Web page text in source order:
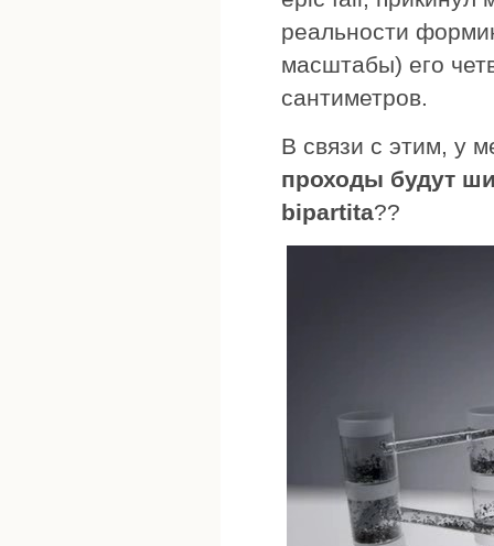
реальности
масштабы) его
сантиметров.
В связи с этим, у
проходы будут
bipartita??